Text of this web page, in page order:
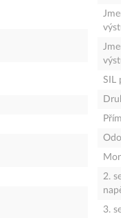
SIL
2.
3.